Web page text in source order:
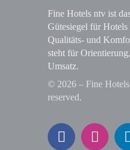
Fine Hotels ntv ist
Gütesiegel für Hotels
Qualitäts- und
steht für
Umsatz.
© 2026 – Fine
reserved.